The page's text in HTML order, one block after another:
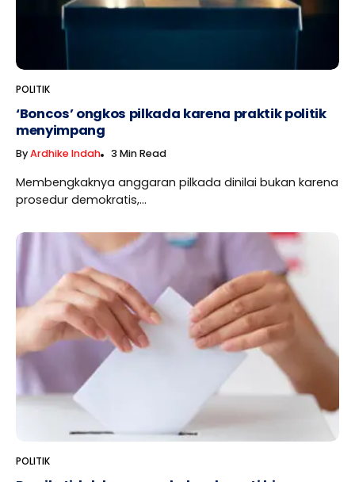
POLITIK
‘Boncos’ ongkos pilkada karena praktik politik
menyimpang
ByArdhike Indah 3 Min Read
Membengkaknya anggaran pilkada dinilai bukan karena
prosedur demokratis,...
POLITIK